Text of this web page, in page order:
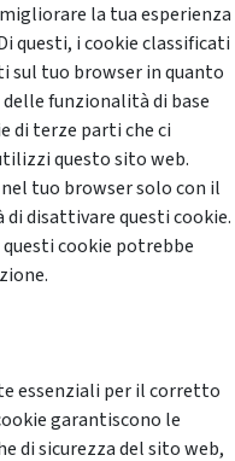
la tua esperienza
questi, i cookie classificati
sul tuo browser in quanto
funzionalità di base
di terze parti che ci
questo sito web.
tuo browser solo con il
disattivare questi cookie.
cookie potrebbe
essenziali per il corretto
garantiscono le
di sicurezza del sito web,